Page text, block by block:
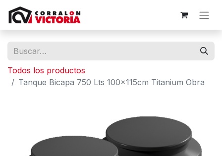
Todos los productos
Tanque Bicapa 750 Lts 100x115cm Titanium Obra